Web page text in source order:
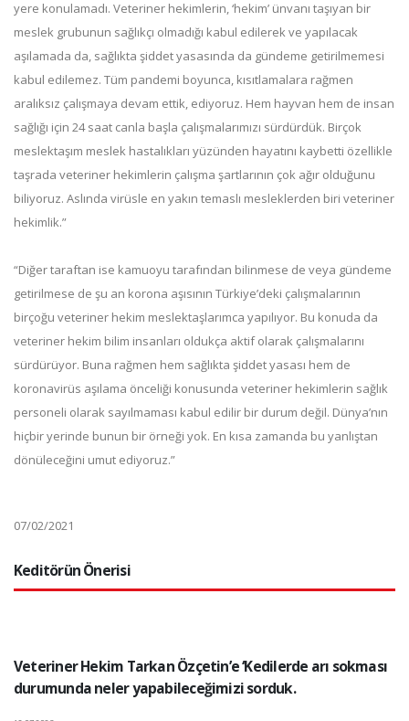
yere konulamadı. Veteriner hekimlerin, ‘hekim’ ünvanı taşıyan bir
meslek grubunun sağlıkçı olmadığı kabul edilerek ve yapılacak
aşılamada da, sağlıkta şiddet yasasında da gündeme getirilmemesi
kabul edilemez. Tüm pandemi boyunca, kısıtlamalara rağmen
aralıksız çalışmaya devam ettik, ediyoruz. Hem hayvan hem de insan
sağlığı için 24 saat canla başla çalışmalarımızı sürdürdük. Birçok
meslektaşım meslek hastalıkları yüzünden hayatını kaybetti özellikle
taşrada veteriner hekimlerin çalışma şartlarının çok ağır olduğunu
biliyoruz. Aslında virüsle en yakın temaslı mesleklerden biri veteriner
hekimlik.”
“Diğer taraftan ise kamuoyu tarafından bilinmese de veya gündeme
getirilmese de şu an korona aşısının Türkiye’deki çalışmalarının
birçoğu veteriner hekim meslektaşlarımca yapılıyor. Bu konuda da
veteriner hekim bilim insanları oldukça aktif olarak çalışmalarını
sürdürüyor. Buna rağmen hem sağlıkta şiddet yasası hem de
koronavirüs aşılama önceliği konusunda veteriner hekimlerin sağlık
personeli olarak sayılmaması kabul edilir bir durum değil. Dünya’nın
hiçbir yerinde bunun bir örneği yok. En kısa zamanda bu yanlıştan
dönüleceğini umut ediyoruz.”
07/02/2021
Keditörün Önerisi
Veteriner Hekim Tarkan Özçetin’e ‘Kedilerde arı sokması
durumunda neler yapabileceğimizi sorduk.